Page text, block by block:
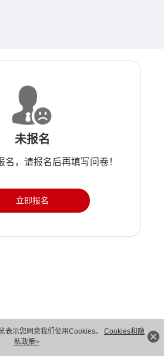
表示您同意我们使用Cookies。 Cookies和隐
私政策>
未报名
名，请报名后再填写问卷！
立即报名
1998-2026。 保留一切权利。粤A2-20044005号
隐私保护
法律声明